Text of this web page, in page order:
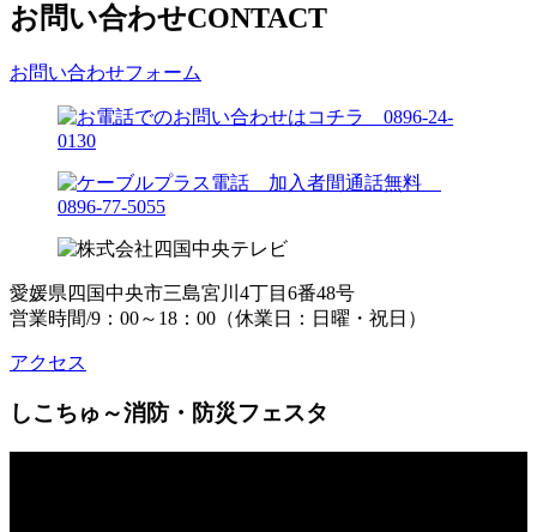
お問い合わせCONTACT
お問い合わせフォーム
愛媛県四国中央市三島宮川4丁目6番48号
営業時間/9：00～18：00（休業日：日曜・祝日）
アクセス
しこちゅ～消防・防災フェスタ